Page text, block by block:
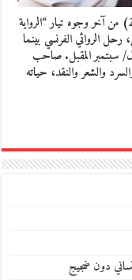
*عبد الإله الصالحي يُعد ميشال بوتور (1926 – 2016) من آخر وجوه تيار “الرواية
الروائي الفرنسي بينما
بعيد ميلاده التسعين في 14 أيلول/ سبتمبر المقبل. صاحب
والشعر والنقد، حياته
دون ضجيج